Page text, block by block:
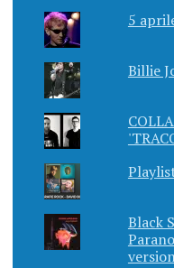
5
Billie
Black